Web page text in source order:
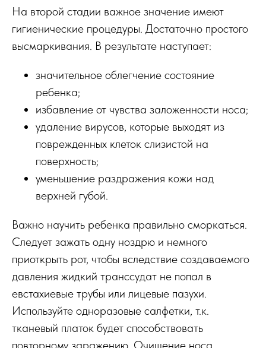
На второй стадии важное значение имеют
гигиенические процедуры. Достаточно простого
высмаркивания. В результате наступает:
значительное облегчение состояние
ребенка;
избавление от чувства заложенности носа;
удаление вирусов, которые выходят из
поврежденных клеток слизистой на
поверхность;
уменьшение раздражения кожи над
верхней губой.
Важно научить ребенка правильно сморкаться.
Следует зажать одну ноздрю и немного
приоткрыть рот, чтобы вследствие создаваемого
давления жидкий транссудат не попал в
евстахиевые трубы или лицевые пазухи.
Используйте одноразовые салфетки, т.к.
тканевый платок будет способствовать
повторному заражению. Очищение носа